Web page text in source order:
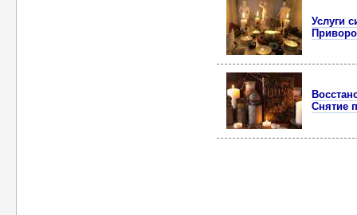
Услуги
Снятие